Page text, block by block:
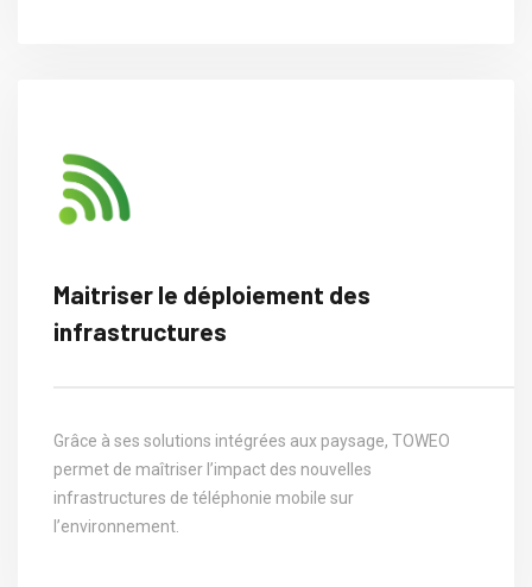
Maitriser le déploiement des
infrastructures
Grâce à ses solutions intégrées aux paysage, TOWEO
permet de maîtriser l’impact des nouvelles
infrastructures de téléphonie mobile sur
l’environnement.